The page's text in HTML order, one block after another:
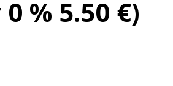
% 5.50 €)